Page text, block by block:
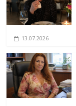
13.07.2026